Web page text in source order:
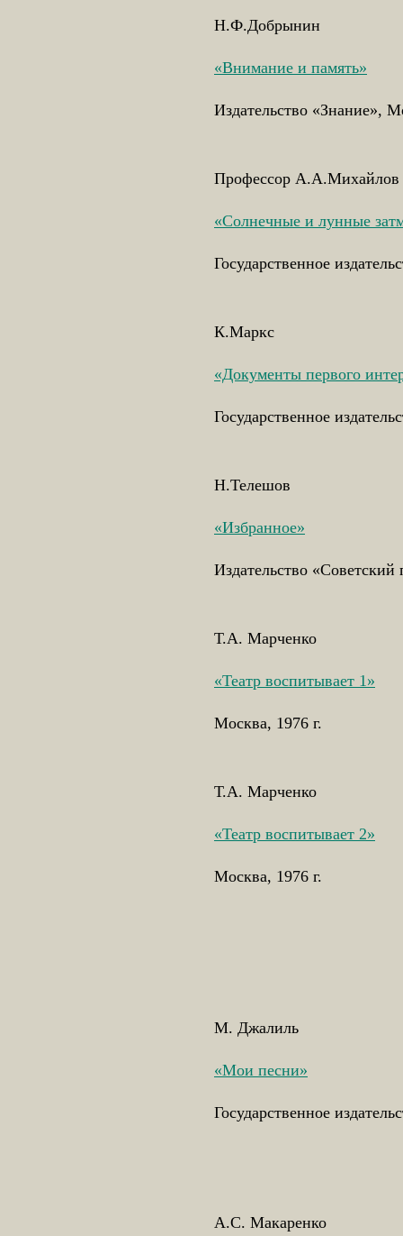
Н.Ф.Добрынин
«Внимание и память»
Издательство «Знание»,
Профессор А.А.Михайлов
«Солнечные и лунные
Государственное
К.Маркс
«Документы первого
Государственное
Н.Телешов
«Избранное»
Издательство «Советский
Т.А. Марченко
«Театр воспитывает 1»
Москва, 1976 г.
Т.А. Марченко
«Театр воспитывает 2»
Москва, 1976 г.
М. Джалиль
«Мои песни»
Государственное
А.С. Макаренко